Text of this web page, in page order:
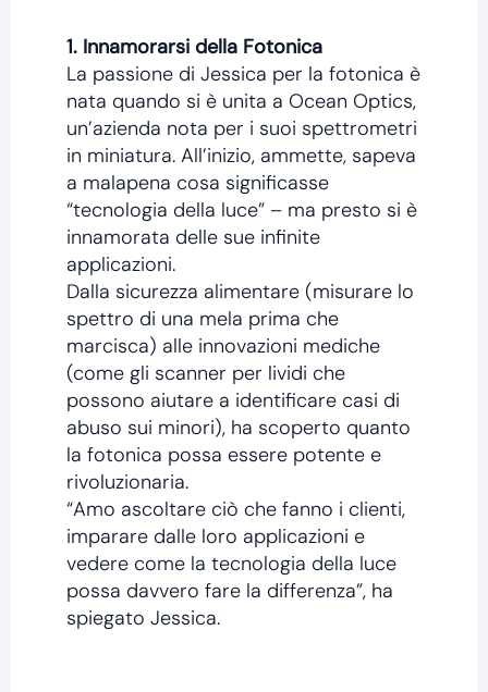
1. Innamorarsi della Fotonica
La passione di Jessica per la fotonica è
nata quando si è unita a Ocean Optics,
un’azienda nota per i suoi spettrometri
in miniatura. All’inizio, ammette, sapeva
a malapena cosa significasse
“tecnologia della luce” – ma presto si è
innamorata delle sue infinite
applicazioni.
Dalla sicurezza alimentare (misurare lo
spettro di una mela prima che
marcisca) alle innovazioni mediche
(come gli scanner per lividi che
possono aiutare a identificare casi di
abuso sui minori), ha scoperto quanto
la fotonica possa essere potente e
rivoluzionaria.
“Amo ascoltare ciò che fanno i clienti,
imparare dalle loro applicazioni e
vedere come la tecnologia della luce
possa davvero fare la differenza”, ha
spiegato Jessica.